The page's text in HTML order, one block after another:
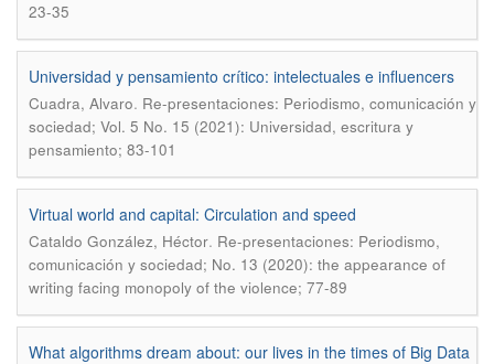
23-35
Universidad y pensamiento crítico: intelectuales e influencers
Cuadra, Alvaro. Re-presentaciones: Periodismo, comunicación y
sociedad; Vol. 5 No. 15 (2021): Universidad, escritura y
pensamiento; 83-101
Virtual world and capital: Circulation and speed
Cataldo González, Héctor. Re-presentaciones: Periodismo,
comunicación y sociedad; No. 13 (2020): the appearance of
writing facing monopoly of the violence; 77-89
What algorithms dream about: our lives in the times of Big Data